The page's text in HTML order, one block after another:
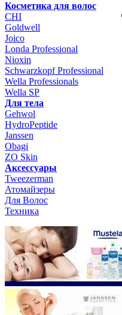
Косметика для волос
CHI
Goldwell
Joico
Londa Professional
Nioxin
Schwarzkopf Professional
Wella Professionals
Wella SP
Для тела
Gehwol
HydroPeptide
Janssen
Obagi
ZO Skin
Aксессуары
Tweezerman
Атомайзеры
Для Волос
Техника